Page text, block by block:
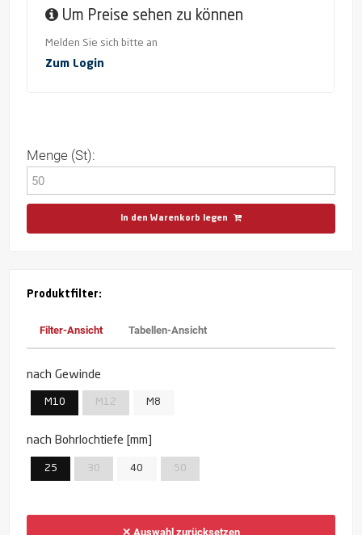
Um Preise sehen zu können
Melden Sie sich bitte an
Zum Login
Menge (St):
In den Warenkorb legen
Produktfilter:
Filter-Ansicht Tabellen-Ansicht
nach Gewinde
M10 M12 M8
nach Bohrlochtiefe [mm]
25 30 40 50
✕ Auswahl zurücksetzen